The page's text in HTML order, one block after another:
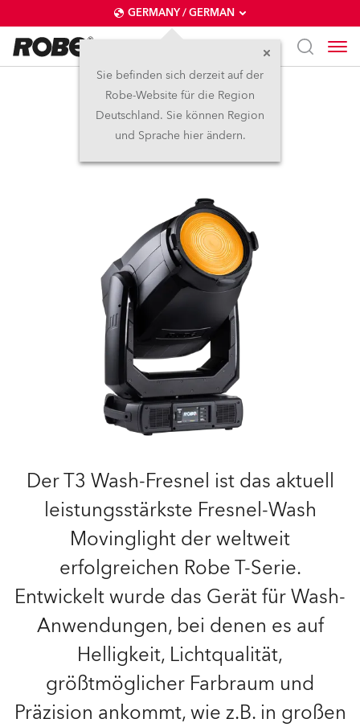
GERMANY / GERMAN
Sie befinden sich derzeit auf der
Robe-Website für die Region
Deutschland. Sie können Region
und Sprache hier ändern.
T3 Fresnel™
NEU
Der T3 Wash-Fresnel ist das aktuell
leistungsstärkste Fresnel-Wash
Movinglight der weltweit
erfolgreichen Robe T-Serie.
Entwickelt wurde das Gerät für Wash-
Anwendungen, bei denen es auf
Helligkeit, Lichtqualität,
größtmöglicher Farbraum und
Präzision ankommt, wie z.B. in großen